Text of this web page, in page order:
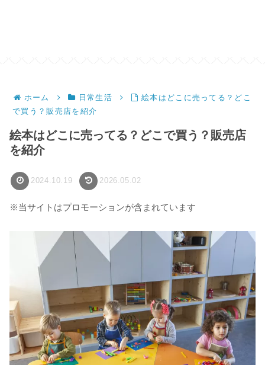
ホーム 日常生活
絵本はどこに売ってる？どこ
で買う？販売店を紹介
絵本はどこに売ってる？どこで買う？販売店
を紹介
2024.10.19 2026.05.02
※当サイトはプロモーションが含まれています